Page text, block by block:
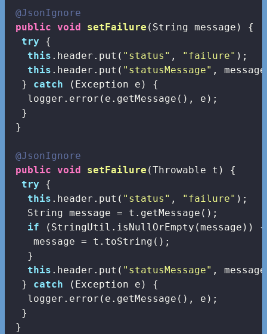
@JsonIgnore
public void setFailure (String message)
{
try {
this .header.put( "status" , "failure" );
this .header.put( "statusMessage" ,
  }
catch (Exception e) {
   logger.error(e.getMessage(), e);
  }
}
@JsonIgnore
public void setFailure (Throwable t)
{
try {
this .header.put( "status" , "failure" );
   String message = t.getMessage();
if (StringUtil.isNullOrEmpty(message)) {
    message = t.toString();
   }
this .header.put( "statusMessage" ,
  }
catch (Exception e) {
   logger.error(e.getMessage(), e);
  }
}